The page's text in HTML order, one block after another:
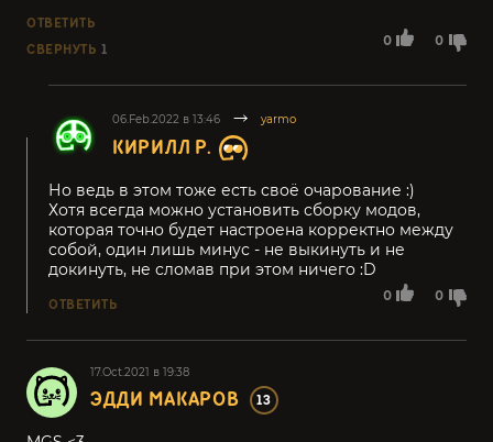
0 0
ОТВЕТИТЬ
СВЕРНУТЬ 1
06.Feb.2022 в 13:46 yarmo
КИРИЛЛ Р.
0 0
Но ведь в этом тоже есть своё очарование :)
Хотя всегда можно установить сборку модов,
которая точно будет настроена корректно между
собой, один лишь минус - не выкинуть и не
докинуть, не сломав при этом ничего :D
ОТВЕТИТЬ
17.Oct.2021 в 19:38
ЭДДИ МАКАРОВ 13